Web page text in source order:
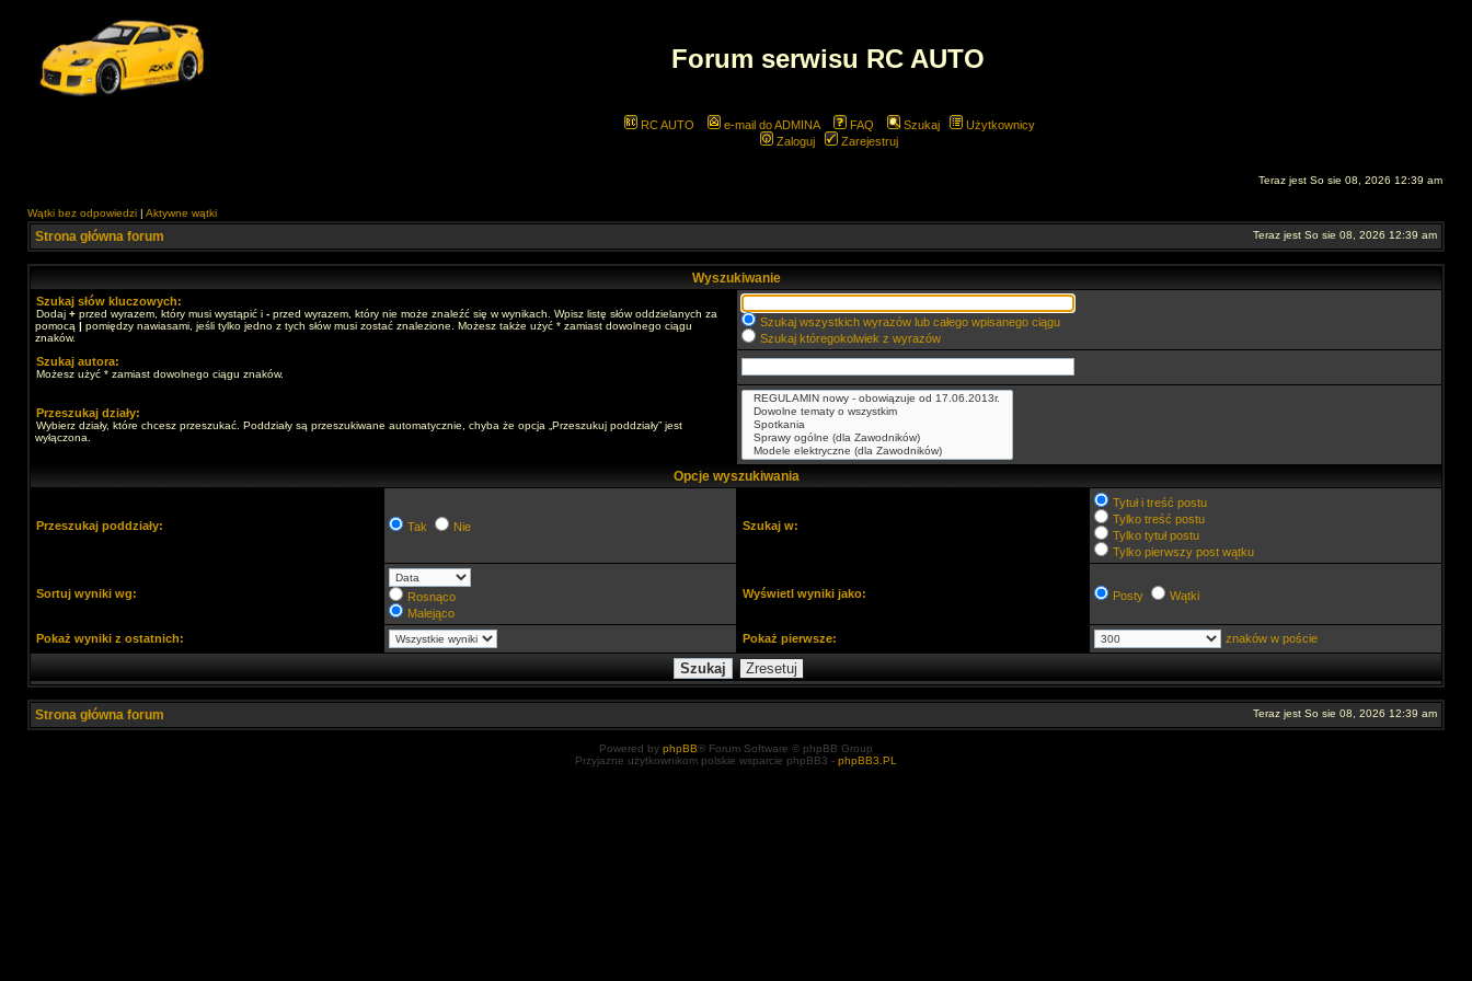
Forum serwisu RC AUTO
RC AUTO e-mail do ADMINA FAQ Szukaj
Użytkownicy
Zaloguj
Zarejestruj
Teraz jest So sie 08, 2026 12:39 am
Wątki bez odpowiedzi | Aktywne wątki
Strona główna forum Teraz jest So sie 08, 2026 12:39 am
Wyszukiwanie
Szukaj słów kluczowych:
Dodaj + przed wyrazem, który musi wystąpić i - przed wyrazem, który nie może znaleźć się w wynikach. Wpisz listę słów oddzielanych za
pomocą | pomiędzy nawiasami, jeśli tylko jedno z tych słów musi zostać znalezione. Możesz także użyć * zamiast dowolnego ciągu
znaków.
Szukaj wszystkich wyrazów lub całego wpisanego ciągu
Szukaj któregokolwiek z wyrazów
Szukaj autora:
Możesz użyć * zamiast dowolnego ciągu znaków.
Przeszukaj działy:
Wybierz działy, które chcesz przeszukać. Poddziały są przeszukiwane automatycznie, chyba że opcja „Przeszukuj poddziały” jest
wyłączona.
Opcje wyszukiwania
Przeszukaj poddziały: Tak Nie Szukaj w:
Tytuł i treść postu
Tylko treść postu
Tylko tytuł postu
Tylko pierwszy post wątku
Sortuj wyniki wg:
Rosnąco
Malejąco
Wyświetl wyniki jako: Posty Wątki
Pokaż wyniki z ostatnich: Pokaż pierwsze: znaków w poście
Strona główna forum Teraz jest So sie 08, 2026 12:39 am
Powered by phpBB® Forum Software © phpBB Group
Przyjazne użytkownikom polskie wsparcie phpBB3 - phpBB3.PL